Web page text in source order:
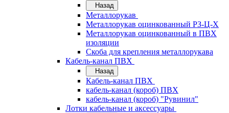
Назад
Металлорукав
Металлорукав оцинкованный РЗ-Ц-Х
Металлорукав оцинкованный в ПВХ
изоляции
Скоба для крепления металлорукава
Кабель-канал ПВХ
Назад
Кабель-канал ПВХ
кабель-канал (короб) ПВХ
кабель-канал (короб) "Рувинил"
Лотки кабельные и аксессуары